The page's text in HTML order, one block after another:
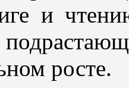
и
росте.